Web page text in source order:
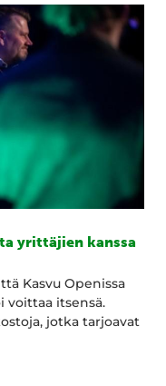
yrittäjien kanssa
Kasvu Openissa
voittaa itsensä.
jotka tarjoavat